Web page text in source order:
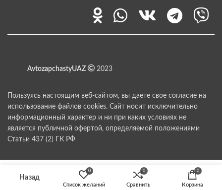
AvtozapchastyUAZ 2023
Пользуясь настоящим веб-сайтом, вы даете свое согласие на
использование файлов cookies. Сайт носит исключительно
информационный характер и ни при каких условиях не
является публичной офертой, определяемой положениями
Статьи 437 (2) ГК РФ
0
Список желаний
0
Сравнить
0
Корзина